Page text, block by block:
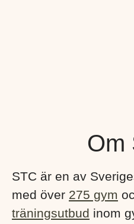
Om
STC är en av
med över 275 gym
träningsutbud inom